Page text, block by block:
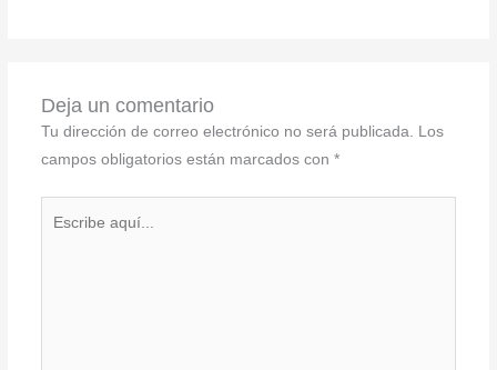
Deja un comentario
Tu dirección de correo electrónico no será publicada. Los
campos obligatorios están marcados con *